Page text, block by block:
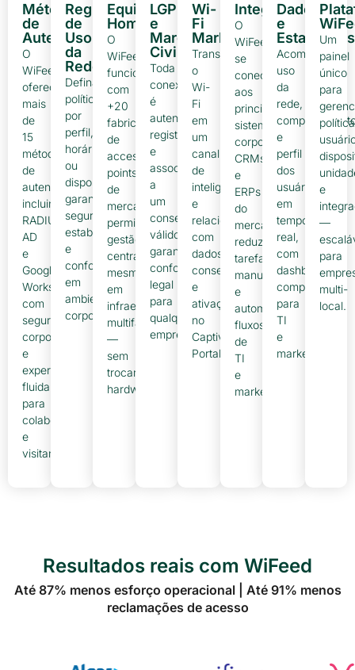
Métodos
de
Autenticação
O
WiFeed
oferece
mais
de
15
métodos
de
autenticação,
incluindo
RADIUS,
AD
e
Google
Workspace,
com
segurança
corporativa
e
experiência
fluida
para
colaboradores
e
visitantes.
Regras
de
Uso
da
Rede
Defina
políticas
por
perfil,
horário
ou
dispositivo,
garantindo
segurança,
estabilidade
e
conformidade
em
ambientes
corporativos.
Equipamentos
Homologados
O
WiFeed
funciona
com
+20
fabricantes
de
access
points
de
mercado,
permitindo
gestão
centralizada
mesmo
em
infraestruturas
multifabricantes
—
sem
trocar
hardware.
LGPD
e
Marco
Civil
Toda
conexão
é
autenticada,
registrada
e
associada
a
um
consentimento
válido,
garantindo
conformidade
legal
para
qualquer
empresa.
Wi-
Fi
Marketing
Transforme
o
Wi-
Fi
em
um
canal
de
inteligência
e
relacionamento,
com
dados
consentidos
e
ativações
no
Captive
Portal.
Integrações
O
WiFeed
se
conecta
aos
principais
sistemas
corporativos,
CRMs
e
ERPs
do
mercado,
reduzindo
tarefas
manuais
e
automatizando
fluxos
de
TI
e
marketing.
Dados
e
Estatísticas
Acompanhe
uso
da
rede,
e
perfil
dos
usuários
em
tempo
real,
com
dashboards
completos
para
TI
e
marketing.
Um
painel
único
para
e
—
para
multi-
local.
Resultados reais com WiFeed
Até 87% menos esforço operacional | Até 91% menos
reclamações de acesso